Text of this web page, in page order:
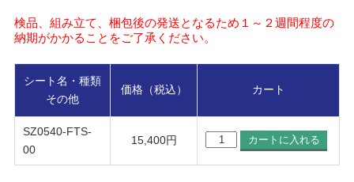
検品、組み立て、梱包後の発送となるため１～２週間程度の
納期がかかることをご了承ください。
シート名・種類
その他
価格（税込） カート
SZ0540-FTS-
00
15,400円